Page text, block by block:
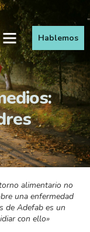
Hablemos
alimentario no
una enfermedad
de Adefab es un
con ello»